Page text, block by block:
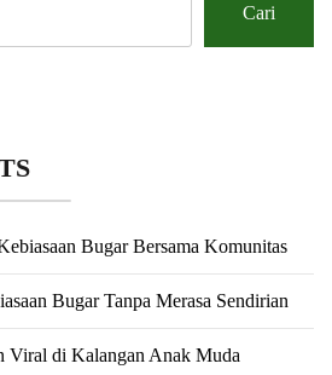
Cari
Bugar Bersama Komunitas
Bugar Tanpa Merasa Sendirian
Viral di Kalangan Anak Muda